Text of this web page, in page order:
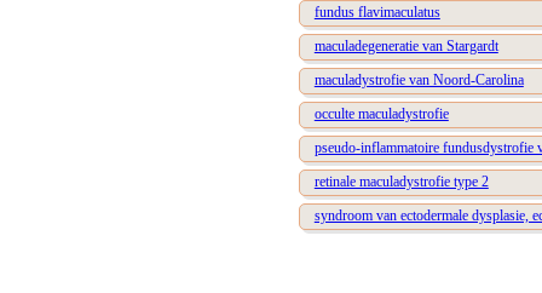
fundus flavimaculatus
maculadegeneratie van Stargardt
maculadystrofie van Noord-Carolina
occulte maculadystrofie
pseudo-inflammatoire fundusdystrofie
retinale maculadystrofie type 2
syndroom van ectodermale dysplasie,